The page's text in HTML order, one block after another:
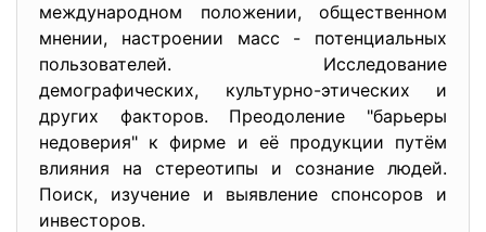
международном положении, общественном
мнении, настроении масс - потенциальных
пользователей. Исследование
демографических, культурно-этических и
других факторов. Преодоление "барьеры
недоверия" к фирме и её продукции путём
влияния на стереотипы и сознание людей.
Поиск, изучение и выявление спонсоров и
инвесторов.